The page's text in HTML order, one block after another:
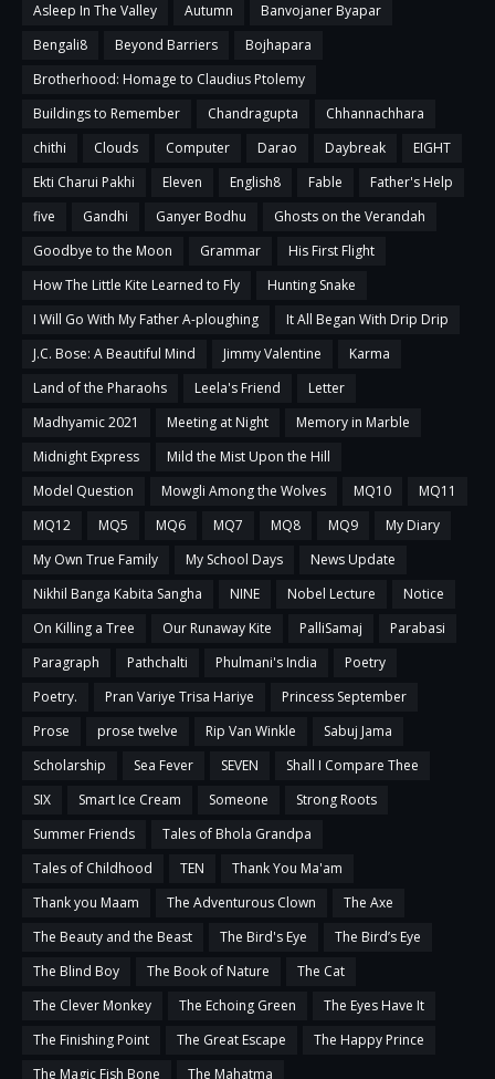
Asleep In The Valley
Autumn
Banvojaner Byapar
Bengali8
Beyond Barriers
Bojhapara
Brotherhood: Homage to Claudius Ptolemy
Buildings to Remember
Chandragupta
Chhannachhara
chithi
Clouds Computer Darao Daybreak
EIGHT
Ekti Charui Pakhi
Eleven English8 Fable
Father's Help
five
Gandhi Ganyer Bodhu
Ghosts on the Verandah
Goodbye to the Moon
Grammar
His First Flight
How The Little Kite Learned to Fly
Hunting Snake
I Will Go With My Father A-ploughing
It All Began With Drip Drip
J.C. Bose: A Beautiful Mind
Jimmy Valentine
Karma
Land of the Pharaohs
Leela's Friend
Letter
Madhyamic 2021
Meeting at Night
Memory in Marble
Midnight Express
Mild the Mist Upon the Hill
Model Question
Mowgli Among the Wolves MQ10
MQ11
MQ12
MQ5 MQ6 MQ7 MQ8 MQ9
My Diary
My Own True Family
My School Days
News Update
Nikhil Banga Kabita Sangha
NINE Nobel Lecture
Notice
On Killing a Tree
Our Runaway Kite PalliSamaj
Parabasi
Paragraph
Pathchalti Phulmani's India
Poetry
Poetry.
Pran Variye Trisa Hariye
Princess September
Prose
prose twelve Rip Van Winkle
Sabuj Jama
Scholarship
Sea Fever SEVEN
Shall I Compare Thee
SIX
Smart Ice Cream Someone
Strong Roots
Summer Friends
Tales of Bhola Grandpa
Tales of Childhood
TEN
Thank You Ma'am
Thank you Maam
The Adventurous Clown
The Axe
The Beauty and the Beast
The Bird's Eye
The Bird’s Eye
The Blind Boy
The Book of Nature
The Cat
The Clever Monkey
The Echoing Green
The Eyes Have It
The Finishing Point
The Great Escape
The Happy Prince
The Magic Fish Bone
The Mahatma